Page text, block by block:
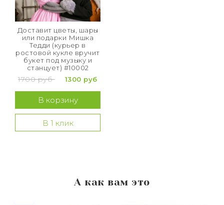
Доставит цветы, шары
или подарки Мишка
Тедди (курьер в
ростовой кукле вручит
букет под музыку и
станцует) #10002
1700 руб 1300 руб
В корзину
В 1 клик
А как вам это